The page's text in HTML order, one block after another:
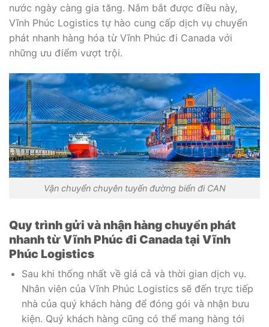
nước ngày càng gia tăng. Nắm bắt được điều này,
Vĩnh Phúc Logistics tự hào cung cấp dịch vụ chuyển
phát nhanh hàng hóa từ Vĩnh Phúc đi Canada với
những ưu điểm vượt trội.
Vận chuyển chuyên tuyến đường biển đi CAN
Quy trình gửi và nhận hàng chuyển phát
nhanh từ Vĩnh Phúc đi Canada tại Vĩnh
Phúc Logistics
Sau khi thống nhất về giá cả và thời gian dịch vụ.
Nhân viên của Vĩnh Phúc Logistics sẽ đến trực tiếp
nhà của quý khách hàng để đóng gói và nhận bưu
kiện. Quý khách hàng cũng có thể mang hàng tới